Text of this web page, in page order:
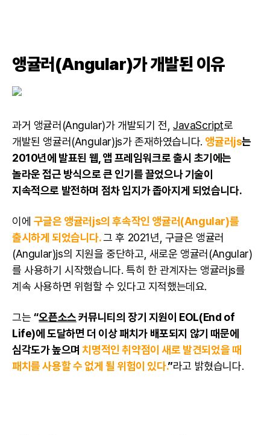
앵귤러(Angular)가 개발된 이유
과거 앵귤러(Angular)가 개발되기 전, JavaScript로
개발된 앵귤러(Angular)js가 존재하였습니다. 앵귤러js는
2010년에 발표된 웹, 앱 프레임워크로 출시 초기에는
놀라운 접근 방식으로 큰 인기를 끌었으나 기술이
지속적으로 발전하며 점차 입지가 좁아지게 되었습니다.
이에 구글은 앵귤러js의 후속작인 앵귤러(Angular)를
출시하게 되었습니다.그 후 2021년, 구글은 앵귤러
(Angular)js의 지원을 중단하고, 새로운 앵귤러(Angular)
를 사용하기 시작했습니다. 특히 한 관계자는 앵귤러js를
계속 사용하면 위험할 수 있다고 지적했는데요.
그는 “오픈소스커뮤니티의 장기 지원이 EOL(End of
Life)에 도달하면 더 이상 패치가 배포되지 않기 때문에
심각도가 높으며치명적인 취약점이 새로 발견되었을 때
패치를 사용할 수 없게 될 위험이 있다.”라고 밝혔습니다.